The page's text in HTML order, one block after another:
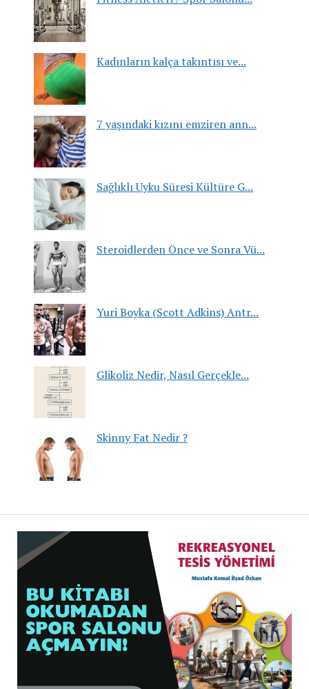
Kadınların kalça takıntısı ve...
7 yaşındaki kızını emziren ann...
Sağlıklı Uyku Süresi Kültüre G...
Steroidlerden Önce ve Sonra Vü...
Yuri Boyka (Scott Adkins) Antr...
Glikoliz Nedir, Nasıl Gerçekle...
Skinny Fat Nedir ?